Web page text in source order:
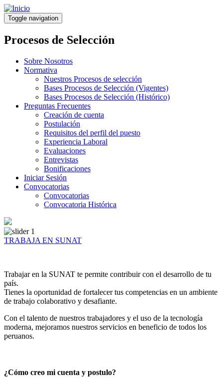
Pasar
al
contenido
principal
Toggle navigation
Procesos de Selección
Sobre Nosotros
Normativa
Nuestros Procesos de selección
Bases Procesos de Selección (Vigentes)
Bases Procesos de Selección (Histórico)
Preguntas Frecuentes
Creación de cuenta
Postulación
Requisitos del perfil del puesto
Experiencia Laboral
Evaluaciones
Entrevistas
Bonificaciones
Iniciar Sesión
Convocatorias
Convocatorias
Convocatoria Histórica
TRABAJA EN SUNAT
Trabajar en la SUNAT te permite contribuir con el desarrollo de tu
país.
Tienes la oportunidad de fortalecer tus competencias en un ambiente
de trabajo colaborativo y desafiante.
Con el talento de nuestros trabajadores y el uso de la tecnología
moderna, mejoramos nuestros servicios en beneficio de todos los
peruanos.
¿Cómo creo mi cuenta y postulo?